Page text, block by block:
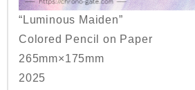
“Luminous Maiden”
Colored Pencil on Paper
265mm×175mm
2025